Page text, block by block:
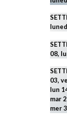
08,
03,
lun
mar
mer